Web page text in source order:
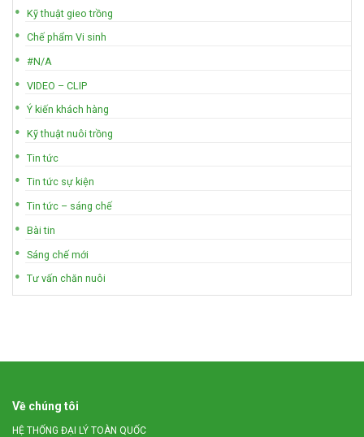
Kỹ thuật gieo trồng
Chế phẩm Vi sinh
#N/A
VIDEO – CLIP
Ý kiến khách hàng
Kỹ thuật nuôi trồng
Tin tức
Tin tức sự kiện
Tin tức – sáng chế
Bài tin
Sáng chế mới
Tư vấn chăn nuôi
Về chúng tôi
HỆ THỐNG ĐẠI LÝ TOÀN QUỐC